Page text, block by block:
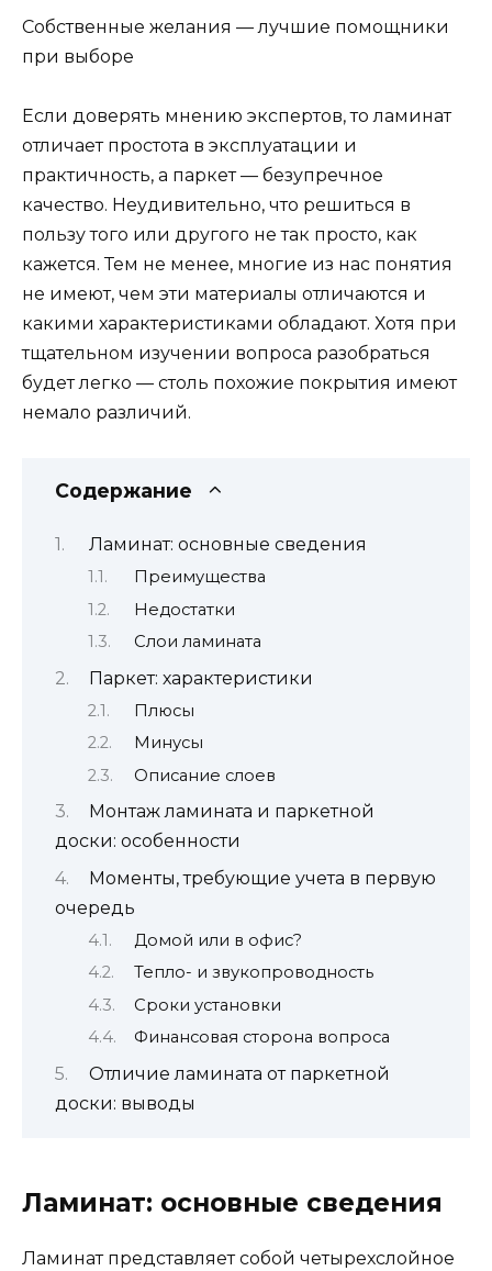
Собственные желания — лучшие помощники
при выборе
Если доверять мнению экспертов, то ламинат
отличает простота в эксплуатации и
практичность, а паркет — безупречное
качество. Неудивительно, что решиться в
пользу того или другого не так просто, как
кажется. Тем не менее, многие из нас понятия
не имеют, чем эти материалы отличаются и
какими характеристиками обладают. Хотя при
тщательном изучении вопроса разобраться
будет легко — столь похожие покрытия имеют
немало различий.
Содержание
Ламинат: основные сведения
Преимущества
Недостатки
Слои ламината
Паркет: характеристики
Плюсы
Минусы
Описание слоев
Монтаж ламината и паркетной
доски: особенности
Моменты, требующие учета в первую
очередь
Домой или в офис?
Тепло- и звукопроводность
Сроки установки
Финансовая сторона вопроса
Отличие ламината от паркетной
доски: выводы
Ламинат: основные сведения
Ламинат представляет собой четырехслойное